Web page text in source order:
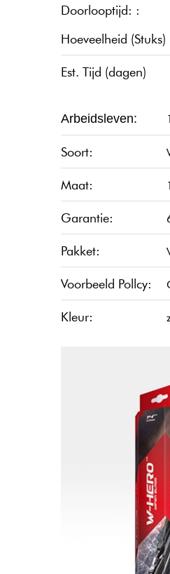
Doorlooptijd: :
Hoeveelheid (Stuks)
Est. Tijd (dagen)
Arbeidsleven:
Soort:
Maat:
Garantie:
Pakket:
Voorbeeld Pollcy:
Kleur: